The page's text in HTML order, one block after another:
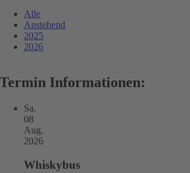
Alle
Anstehend
2025
2026
Termin Informationen:
Sa.
08
Aug.
2026
Whiskybus